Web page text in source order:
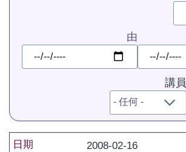
由
期
期
講員
日期
2008-02-16